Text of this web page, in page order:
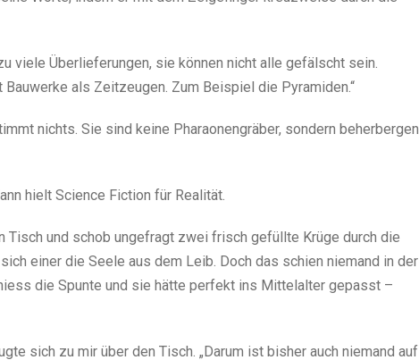
viele Überlieferungen, sie können nicht alle gefälscht sein.
als Zeitzeugen. Zum Beispiel die Pyramiden.“
nichts. Sie sind keine Pharaonengräber, sondern beherbergen
hielt Science Fiction für Realität.
Tisch und schob ungefragt zwei frisch gefüllte Krüge durch die
einer die Seele aus dem Leib. Doch das schien niemand in der
die Spunte und sie hätte perfekt ins Mittelalter gepasst –
sich zu mir über den Tisch. „Darum ist bisher auch niemand auf